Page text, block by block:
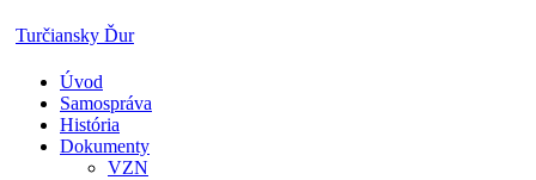
Skip
to
content
Turčiansky Ďur
Oficiálne
stránky
obce
Turčiansky
Úvod
Samospráva
História
Dokumenty
VZN